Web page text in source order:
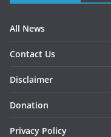
All News
Contact Us
Disclaimer
Donation
Privacy Policy